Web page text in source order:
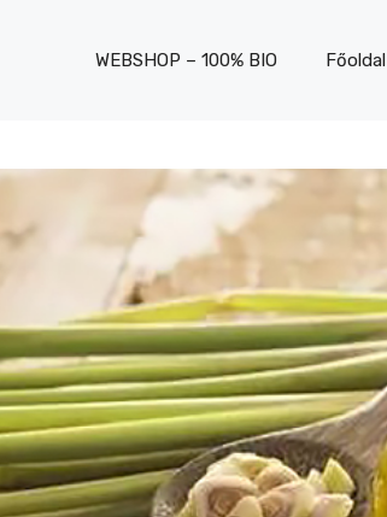
WEBSHOP – 100% BIO Főoldal